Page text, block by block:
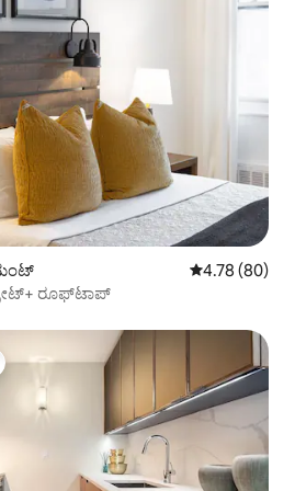
5 ರಲ್ಲಿ 4.78
4.78 (80)
ರೂಫ್‌ಟಾಪ್